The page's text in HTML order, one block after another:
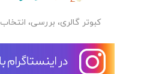
کبوتر گالری، بررسی،